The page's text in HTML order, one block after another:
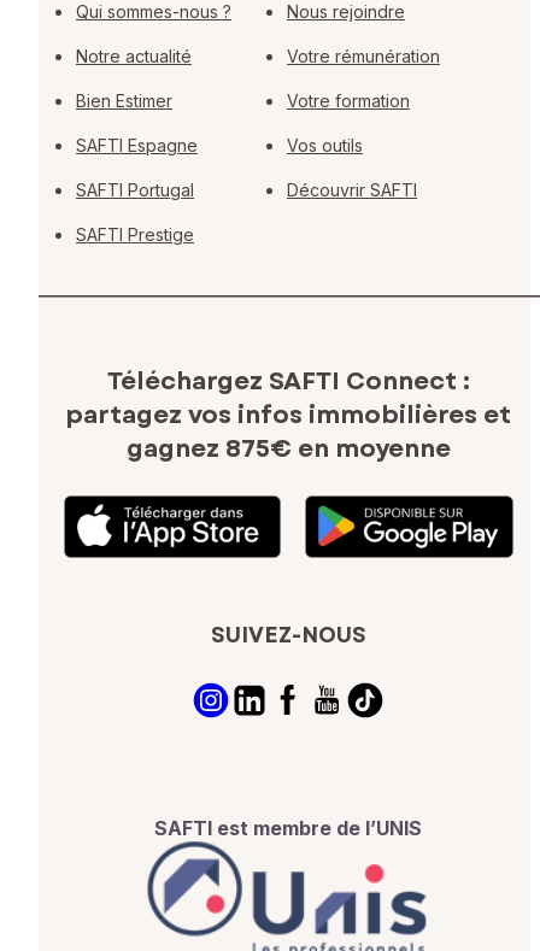
Qui sommes-nous ?
Notre actualité
Bien Estimer
SAFTI Espagne
SAFTI Portugal
SAFTI Prestige
Nous rejoindre
Votre rémunération
Votre formation
Vos outils
Découvrir SAFTI
Téléchargez SAFTI Connect :
partagez vos infos immobilières et
gagnez 875€ en moyenne
SUIVEZ-NOUS
SAFTI est membre de l’UNIS